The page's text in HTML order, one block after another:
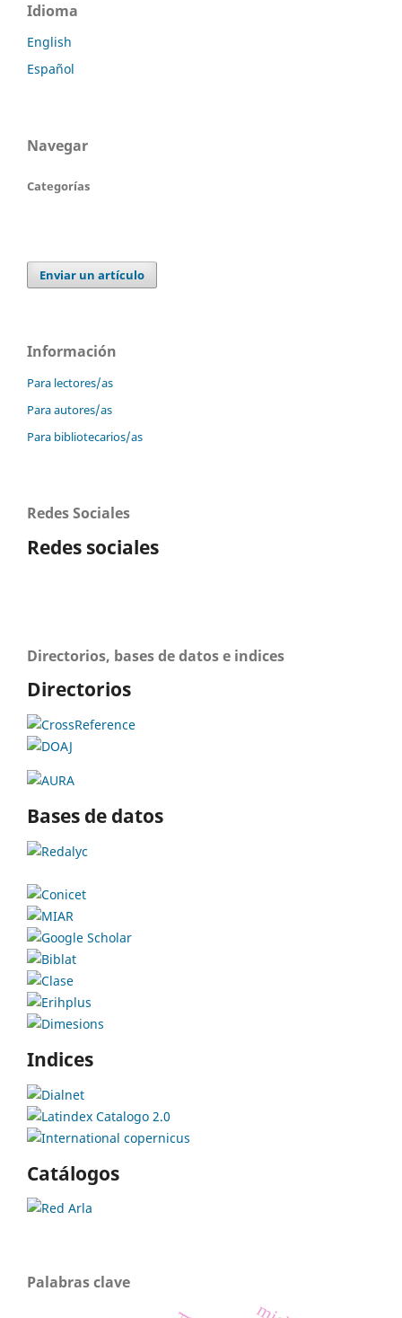
Idioma
English
Español
Navegar
Categorías
Enviar un artículo
Información
Para lectores/as
Para autores/as
Para bibliotecarios/as
Redes Sociales
Redes sociales
Directorios, bases de datos e indices
Directorios
Bases de datos
Indices
Catálogos
Palabras clave